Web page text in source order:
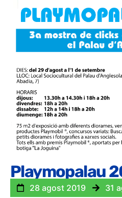
Playmopalau
28 agost 2019 31